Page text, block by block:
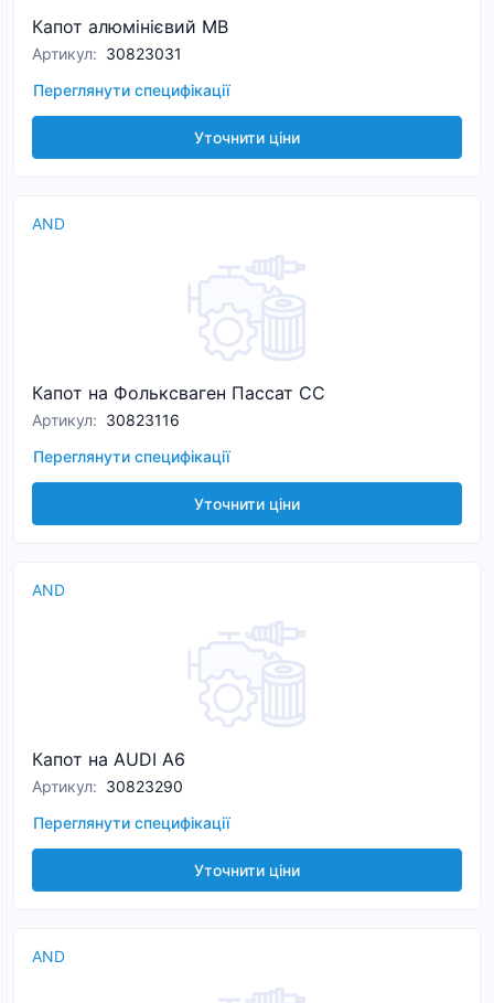
Капот алюмінієвий MB
Артикул: 30823031
Переглянути специфікації
Уточнити ціни
AND
Капот на Фольксваген Пассат CC
Артикул: 30823116
Переглянути специфікації
Уточнити ціни
AND
Капот на AUDI A6
Артикул: 30823290
Переглянути специфікації
Уточнити ціни
AND